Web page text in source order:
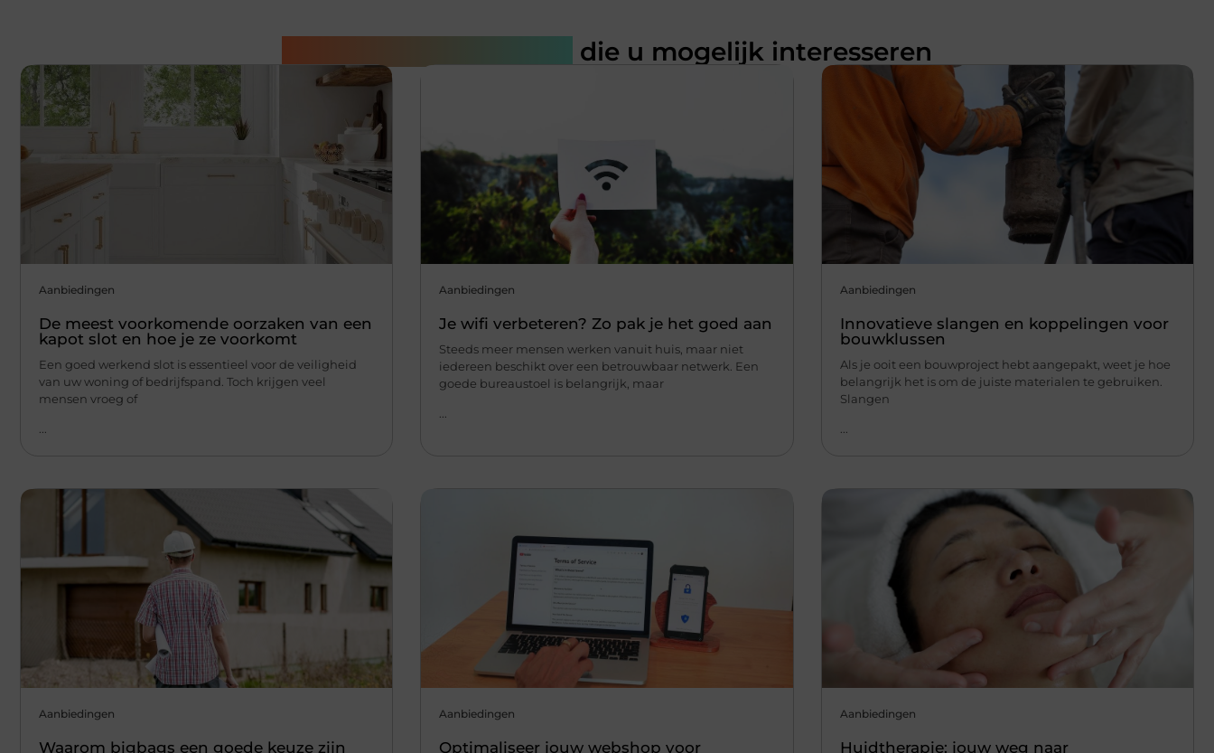
die u mogelijk interesseren
Aanbiedingen
De meest voorkomende oorzaken van een
kapot slot en hoe je ze voorkomt
Een goed werkend slot is essentieel voor de veiligheid
van uw woning of bedrijfspand. Toch krijgen veel
mensen vroeg of
...
Aanbiedingen
Je wifi verbeteren? Zo pak je het goed aan
Steeds meer mensen werken vanuit huis, maar niet
iedereen beschikt over een betrouwbaar netwerk. Een
goede bureaustoel is belangrijk, maar
...
Aanbiedingen
Innovatieve slangen en koppelingen voor
bouwklussen
Als je ooit een bouwproject hebt aangepakt, weet je hoe
belangrijk het is om de juiste materialen te gebruiken.
Slangen
...
Aanbiedingen
Waarom bigbags een goede keuze zijn
Aanbiedingen
Optimaliseer jouw webshop voor
Aanbiedingen
Huidtherapie: jouw weg naar